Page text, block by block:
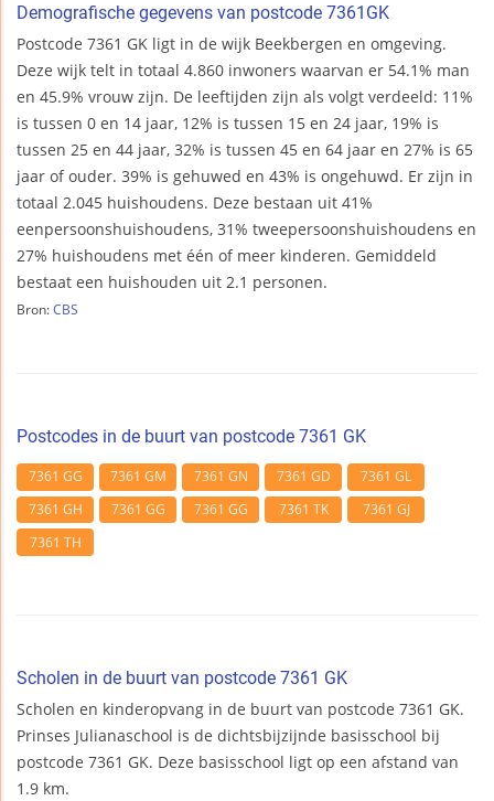
Demografische gegevens van postcode 7361GK
Postcode 7361 GK ligt in de wijk Beekbergen en omgeving.
Deze wijk telt in totaal 4.860 inwoners waarvan er 54.1% man
en 45.9% vrouw zijn. De leeftijden zijn als volgt verdeeld: 11%
is tussen 0 en 14 jaar, 12% is tussen 15 en 24 jaar, 19% is
tussen 25 en 44 jaar, 32% is tussen 45 en 64 jaar en 27% is 65
jaar of ouder. 39% is gehuwed en 43% is ongehuwd. Er zijn in
totaal 2.045 huishoudens. Deze bestaan uit 41%
eenpersoonshuishoudens, 31% tweepersoonshuishoudens en
27% huishoudens met één of meer kinderen. Gemiddeld
bestaat een huishouden uit 2.1 personen.
Bron: CBS
Postcodes in de buurt van postcode 7361 GK
7361 GG 7361 GM 7361 GN 7361 GD
7361 GL
7361 GH
7361 GG 7361 GG 7361 TK
7361 GJ
7361 TH
Scholen in de buurt van postcode 7361 GK
Scholen en kinderopvang in de buurt van postcode 7361 GK.
Prinses Julianaschool is de dichtsbijzijnde basisschool bij
postcode 7361 GK. Deze basisschool ligt op een afstand van
1.9 km.